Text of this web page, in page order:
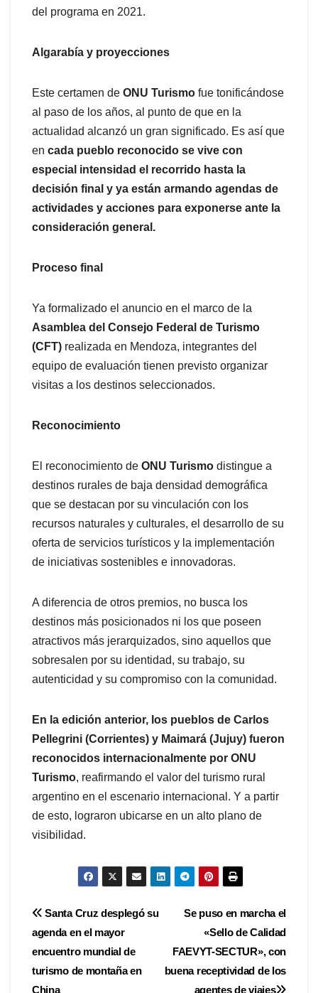
del programa en 2021.
Algarabía y proyecciones
Este certamen de ONU Turismo fue tonificándose
al paso de los años, al punto de que en la
actualidad alcanzó un gran significado. Es así que
en cada pueblo reconocido se vive con
especial intensidad el recorrido hasta la
decisión final y ya están armando agendas de
actividades y acciones para exponerse ante la
consideración general.
Proceso final
Ya formalizado el anuncio en el marco de la
Asamblea del Consejo Federal de Turismo
(CFT) realizada en Mendoza, integrantes del
equipo de evaluación tienen previsto organizar
visitas a los destinos seleccionados.
Reconocimiento
El reconocimiento de ONU Turismo distingue a
destinos rurales de baja densidad demográfica
que se destacan por su vinculación con los
recursos naturales y culturales, el desarrollo de su
oferta de servicios turísticos y la implementación
de iniciativas sostenibles e innovadoras.
A diferencia de otros premios, no busca los
destinos más posicionados ni los que poseen
atractivos más jerarquizados, sino aquellos que
sobresalen por su identidad, su trabajo, su
autenticidad y su compromiso con la comunidad.
En la edición anterior, los pueblos de Carlos
Pellegrini (Corrientes) y Maimará (Jujuy) fueron
reconocidos internacionalmente por ONU
Turismo, reafirmando el valor del turismo rural
argentino en el escenario internacional. Y a partir
de esto, lograron ubicarse en un alto plano de
visibilidad.
Navegación
de
entradas
Se puso en marcha el
«Sello de Calidad
FAEVYT-SECTUR», con
buena receptividad de los
agentes de viajes
Santa Cruz desplegó su
agenda en el mayor
encuentro mundial de
turismo de montaña en
China